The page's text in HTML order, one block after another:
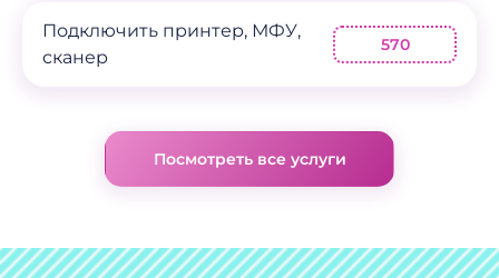
Подключить принтер, МФУ,
сканер
570
Посмотреть все услуги